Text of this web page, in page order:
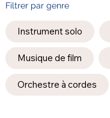
Filtrer par genre
Instrument solo
Musique de film
Orchestre à cordes